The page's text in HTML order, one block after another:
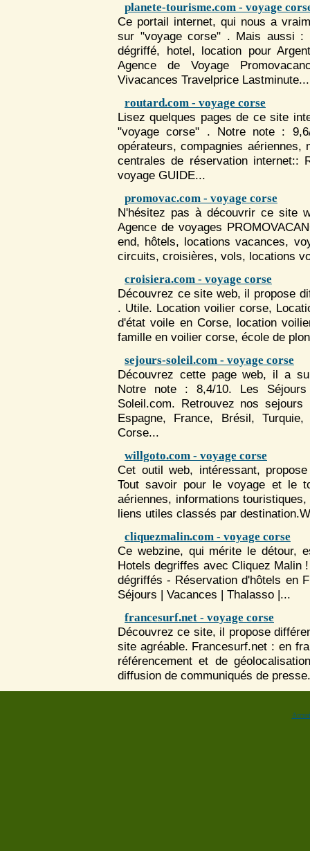
planete-tourisme.com - voyage
Ce portail internet, qui nous a
sur "voyage corse" . Mais aussi :
dégriffé, hotel, location pour
Agence de Voyage
Vivacances Travelprice Lastminute...
routard.com - voyage corse
Lisez quelques pages de ce site
"voyage corse" . Notre note :
opérateurs, compagnies
centrales de réservation internet::
voyage GUIDE...
promovac.com - voyage corse
N'hésitez pas à découvrir ce site
Agence de voyages
end, hôtels, locations vacances,
circuits, croisières, vols, locations
croisiera.com - voyage corse
Découvrez ce site web, il propose
. Utile. Location voiliercorse,
d'état voile en Corse, location
famille en voilier corse, école de
sejours-soleil.com - voyage corse
Découvrez cette page web, il a
Notre note : 8,4/10. Les
Soleil.com. Retrouvez nos
Espagne, France, Brésil,
Corse...
willgoto.com - voyage corse
Cet outil web, intéressant,
Tout savoir pour levoyage et le
aériennes, informations
liens utiles classés par
cliquezmalin.com - voyage corse
Ce webzine, qui mérite le détour,
Hotels degriffes avec Cliquez Malin
dégriffés - Réservation d'hôtels en
Séjours | Vacances | Thalasso |...
francesurf.net - voyage corse
Découvrez ce site, il propose
site agréable. Francesurf.net : en
référencement et de
diffusion de communiqués de